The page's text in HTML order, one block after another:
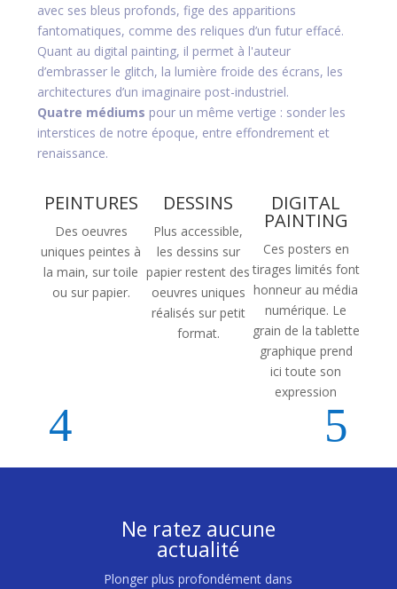
avec ses bleus profonds, fige des apparitions
fantomatiques, comme des reliques d’un futur effacé.
Quant au digital painting, il permet à l'auteur
d’embrasser le glitch, la lumière froide des écrans, les
architectures d’un imaginaire post-industriel.
Quatre médiums pour un même vertige : sonder les
interstices de notre époque, entre effondrement et
renaissance.
PEINTURES
Des oeuvres
uniques peintes à
la main, sur toile
ou sur papier.
DESSINS
Plus accessible,
les dessins sur
papier restent des
oeuvres uniques
réalisés sur petit
format.
DIGITAL
PAINTING
Ces posters en
tirages limités font
honneur au média
numérique. Le
grain de la tablette
graphique prend
ici toute son
expression
Ne ratez aucune
actualité
Plonger plus profondément dans